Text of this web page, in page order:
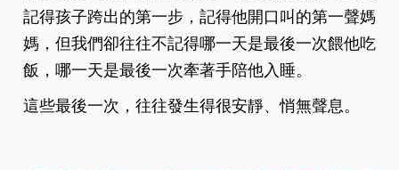
記得孩子跨出的第一步，記得他開口叫的第一聲媽
媽，但我們卻往往不記得哪一天是最後一次餵他吃
飯，哪一天是最後一次牽著手陪他入睡。
這些最後一次，往往發生得很安靜、悄無聲息。